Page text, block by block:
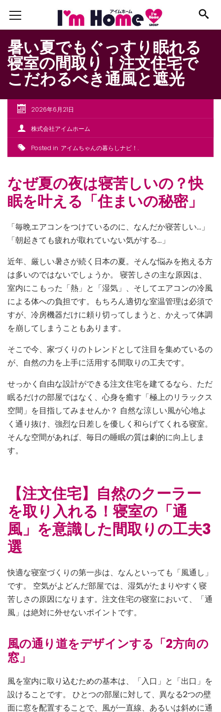
暑い夏でもぐっすり眠れる
寝室の間取り！注文住宅で
こだわるべき通風と遮光
2026年6月21日
株式会社アイムホーム
Posted in アイムちゃんの暮らしナビ！
なぜ夏の夜は寝苦しいの？快
眠を叶える「住まいの秘密」
「毎晩エアコンをつけているのに、なんだか寝苦しい…」
「朝起きても疲れが取れていない気がする…」
近年、厳しい暑さが続く日本の夏。そんな悩みを抱える方
は多いのではないでしょうか。 寝苦しさの主な原因は、
室内にこもった「熱」と「湿気」、そしてエアコンの冷風
による体への負担です。もちろん適切な室温管理は必須で
すが、冷房機器だけに頼り切ってしまうと、かえって体調
を崩してしまうこともあります。
そこで今、家づくりのトレンドとして注目を集めているの
が、自然の力を上手に活用する間取りの工夫です。
せっかく自由な設計ができる注文住宅を建てるなら、ただ
眠るだけの部屋ではなく、心身を癒す「極上のリラックス
空間」を目指してみませんか？ 自然な涼しい風が心地よ
く通り抜け、強烈な日差しを優しく和らげてくれる寝室。
そんな空間があれば、毎日の睡眠の質は劇的に向上しま
す。
【注文住宅】自然のクーラー
を取り入れる！寝室の「通
風」を意識した間取りの工夫3
選
快適な寝室づくりの第一歩は、なんといっても「風通し」
です。 空気がよどんだ部屋では、湿気がたまりやすく寝
苦しさの原因になります。注文住宅の寝室において、「通
風」は絶対に外せないポイントです。
風の通り道をデザインする「2方向の
窓」
風を室内に取り込むための基本は、「入口」と「出口」を
設けることです。 ひとつの部屋に対して、異なる2つの壁
面に窓を配置することで、風が一直線、あるいは斜めに通